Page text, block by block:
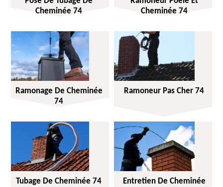
Cheminée 74
Cheminée 74
Ramonage De Cheminée
74
Ramoneur Pas Cher 74
Tubage De Cheminée 74
Entretien De Cheminée